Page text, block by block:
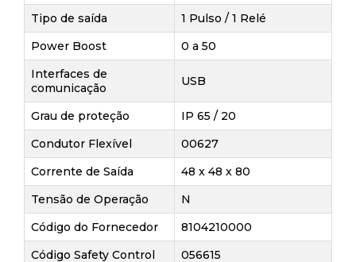
Tipo de saída
1 Pulso / 1 Relé
Power Boost
0 a 50
Interfaces de
comunicação
USB
Grau de proteção
IP 65 / 20
Condutor Flexível
00627
Corrente de Saída
48 x 48 x 80
Tensão de Operação
N
Código do Fornecedor
8104210000
Código Safety Control
056615